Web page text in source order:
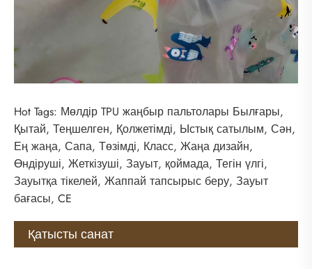
Hot Tags: Мөлдір TPU жаңбыр пальтолары Былғары,
Қытай, Теңшелген, Қолжетімді, Ыстық сатылым, Сән,
Ең жаңа, Сапа, Төзімді, Класс, Жаңа дизайн,
Өндіруші, Жеткізуші, Зауыт, қоймада, Тегін үлгі,
Зауытқа тікелей, Жаппай тапсырыс беру, Зауыт
бағасы, CE
Қатысты санат